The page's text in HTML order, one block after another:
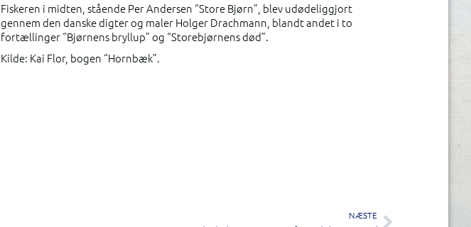
Fiskeren i midten, stående Per Andersen “Store Bjørn”, blev udødeliggjort
gennem den danske digter og maler Holger Drachmann, blandt andet i to
fortællinger “Bjørnens bryllup” og “Storebjørnens død”.
Kilde: Kai Flor, bogen “Hornbæk”.
NÆSTE